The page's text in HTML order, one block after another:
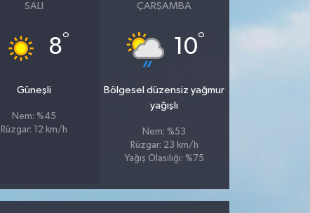
SALI
8°
Güneşli
Nem: %45
Rüzgar: 12 km/h
ÇARŞAMBA
10°
Bölgesel düzensiz yağmur
yağışlı
Nem: %53
Rüzgar: 23 km/h
Yağış Olasılığı: %75